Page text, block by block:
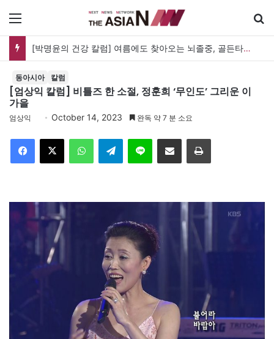
[박명윤의 건강 칼럼] 여름에도 찾아오는 뇌졸중, 골든타임을 지켜라
동아시아 칼럼
[엄상익 칼럼] 비틀즈 한 소절, 정훈희 ‘무인도’ 그리운 이
가을
엄상익 October 14, 2023 완독 약 7 분 소요
Telegram 이메일